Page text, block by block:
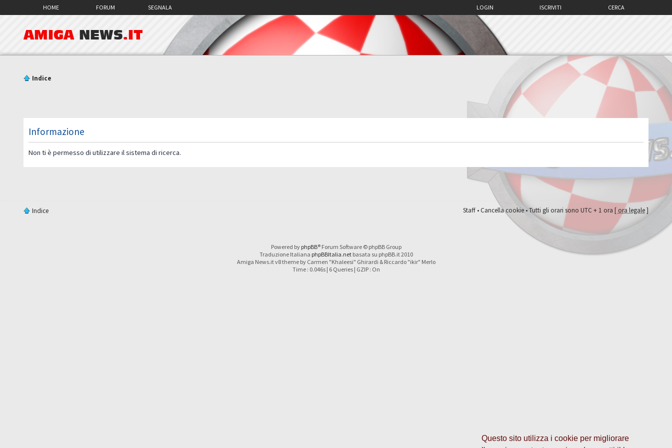
Questo sito utilizza i cookie per migliorare
HOME FORUM SEGNALA CERCA
ISCRIVITI
LOGIN
AMIGA NEWS.IT
Indice
Informazione
Non ti è permesso di utilizzare il sistema di ricerca.
Indice Staff•Cancella cookie• Tutti gli orari sono UTC + 1 ora [ ora legale]
Powered by phpBB® Forum Software © phpBB Group
Traduzione Italiana phpBBItalia.netbasata su phpBB.it 2010
Amiga News.it v8 theme by Carmen "Khaleesi" Ghirardi & Riccardo "ikir" Merlo
Time : 0.046s | 6 Queries | GZIP : On